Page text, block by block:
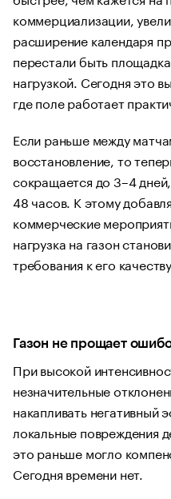
коммерциализации,
расширение календаря
перестали быть
нагрузкой. Сегодня это
где поле работает
Если раньше между
восстановление, то
сокращается до 3–4
48 часов. К этому
коммерческие
нагрузка на газон
требования к его
Газон не прощает
При высокой
незначительные
накапливать негативный
локальные повреждения
это раньше могло
Сегодня времени нет.